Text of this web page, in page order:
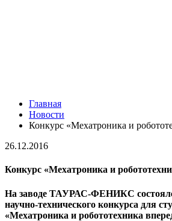
Главная
Новости
Конкурс «Мехатроника и
26.12.2016
Конкурс «Мехатроника и
На заводе ТАУРАС-ФЕНИКС
научно-технического конкурса для
«Мехатроника и робототехника